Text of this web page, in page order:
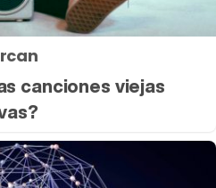
canciones viejas